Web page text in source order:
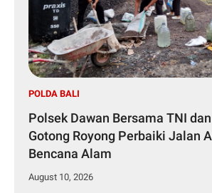
POLDA BALI
Polsek Dawan Bersama TNI
Gotong Royong Perbaiki Jalan
Bencana Alam
August 10, 2026